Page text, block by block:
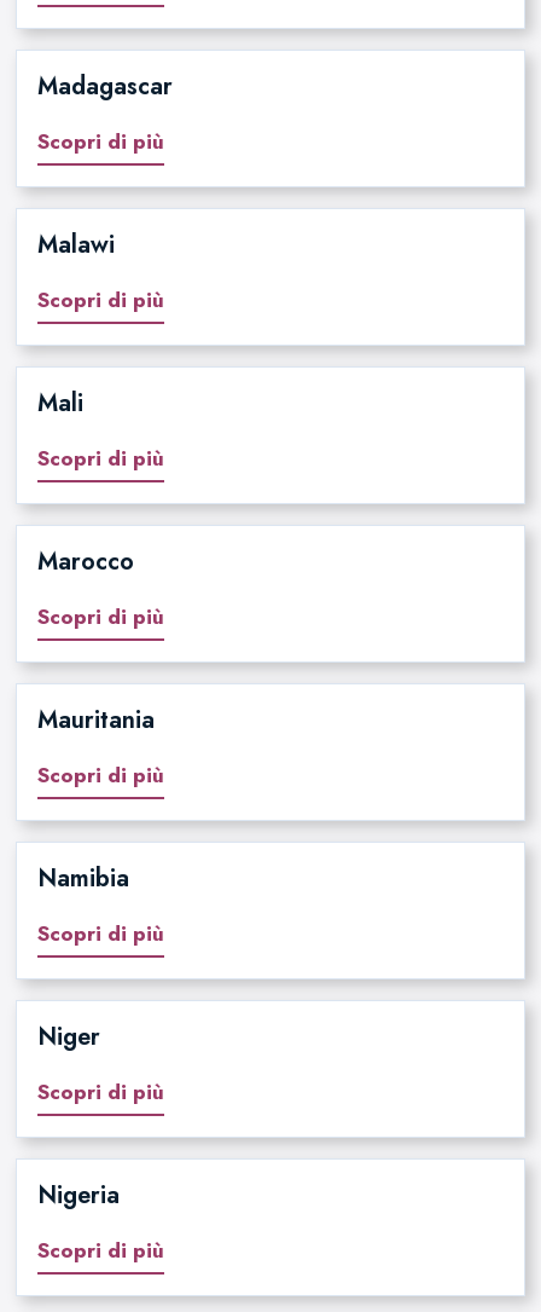
Madagascar
Scopri di più
Malawi
Scopri di più
Mali
Scopri di più
Marocco
Scopri di più
Mauritania
Scopri di più
Namibia
Scopri di più
Niger
Scopri di più
Nigeria
Scopri di più